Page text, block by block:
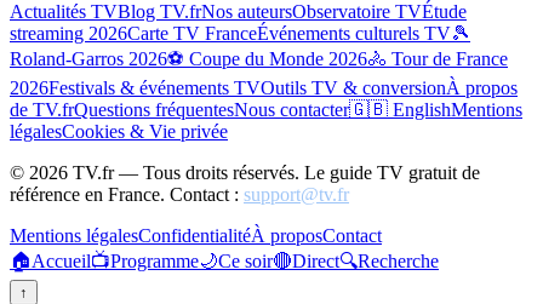
Actualités TVBlog TV.frNos auteursObservatoire TVÉtude
streaming 2026Carte TV FranceÉvénements culturels TV🎾
Roland-Garros 2026⚽ Coupe du Monde 2026🚴 Tour de France
2026Festivals & événements TVOutils TV & conversionÀ propos
de TV.frQuestions fréquentesNous contacter🇬🇧 EnglishMentions
légalesCookies & Vie privée
© 2026 TV.fr — Tous droits réservés. Le guide TV gratuit de
référence en France. Contact : support@tv.fr
Mentions légalesConfidentialitéÀ proposContact
🏠Accueil📺Programme🌙Ce soir🔴Direct🔍Recherche
↑